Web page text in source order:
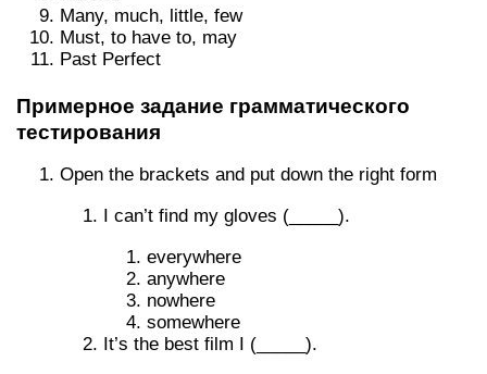
Many, much, little, few
Must, to have to, may
Past Perfect
Примерное задание грамматического
тестирования
Open the brackets and put down the right form
I can’t find my gloves (_____).
everywhere
anywhere
nowhere
somewhere
It’s the best film I (_____).